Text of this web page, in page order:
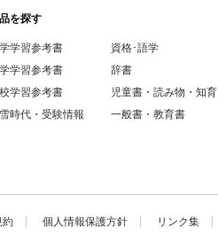
を探す
学習参考書
学習参考書
学習参考書
時代・受験情報
資格･語学
辞書
児童書・読み物・知育
一般書・教育書
約 個人情報保護方針 リンク集